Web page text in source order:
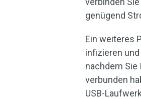
genügend
Ein weiteres
infizieren
nachdem
verbunden
USB-